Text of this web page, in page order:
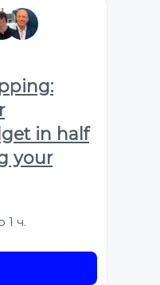
in half
your
1 ч.